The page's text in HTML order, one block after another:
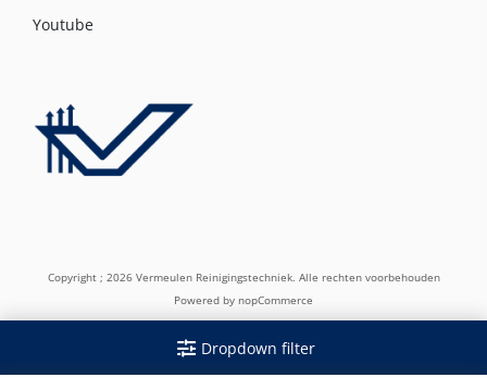
Dropdown filter
Youtube
Copyright ; 2026 Vermeulen Reinigingstechniek. Alle rechten voorbehouden
Powered by nopCommerce